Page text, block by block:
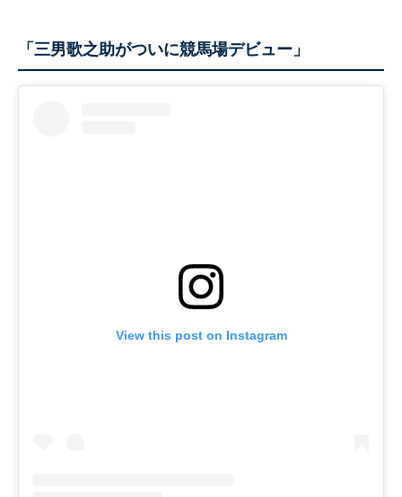
「三男歌之助がついに競馬場デビュー」
View this post on Instagram